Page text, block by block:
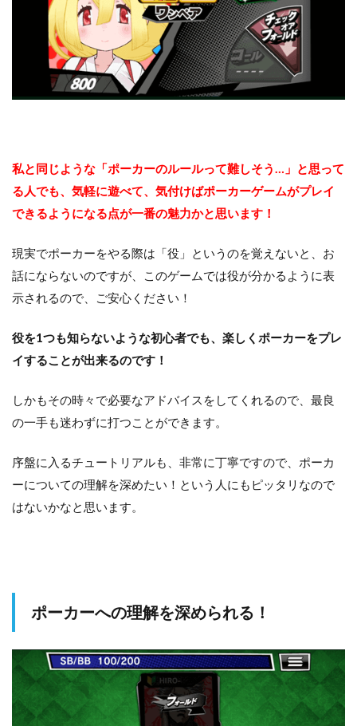
私と同じような「ポーカーのルールって難しそう…」と思って
る人でも、気軽に遊べて、気付けばポーカーゲームがプレイ
できるようになる点が一番の魅力かと思います！
現実でポーカーをやる際は「役」というのを覚えないと、お
話にならないのですが、このゲームでは役が分かるように表
示されるので、ご安心ください！
役を1つも知らないような初心者でも、楽しくポーカーをプレ
イすることが出来るのです！
しかもその時々で必要なアドバイスをしてくれるので、最良
の一手も迷わずに打つことができます。
序盤に入るチュートリアルも、非常に丁寧ですので、ポーカ
ーについての理解を深めたい！という人にもピッタリなので
はないかなと思います。
ポーカーへの理解を深められる！